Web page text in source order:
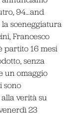
94…and
la sceneggiatura
Francesco
partito 16 mesi
senza
un omaggio
sono
verità su
23